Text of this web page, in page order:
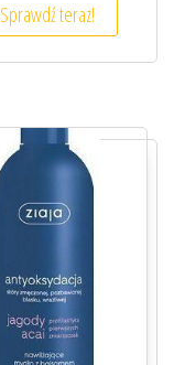
Sprawdź teraz!